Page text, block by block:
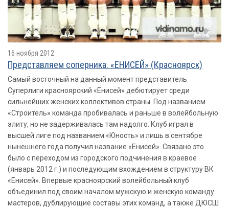
16 ноября 2012
Представляем соперника. «ЕНИСЕЙ» (Красноярск)
Самый восточный на данный момент представитель
Cуперлиги красноярский «Енисей» дебютирует среди
сильнейших женских коллективов страны. Под названием
«Строитель» команда пробивалась и раньше в волейбольную
элиту, но не задерживалась там надолго. Клуб играл в
высшей лиге под названием «Юность» и лишь в сентябре
нынешнего года получил название «Енисей». Связано это
было с переходом из городского подчинения в краевое
(январь 2012 г.) и последующим вхождением в структуру ВК
«Енисей». Впервые красноярский волейбольный клуб
объединил под своим началом мужскую и женскую команду
мастеров, дублирующие составы этих команд, а также ДЮСШ